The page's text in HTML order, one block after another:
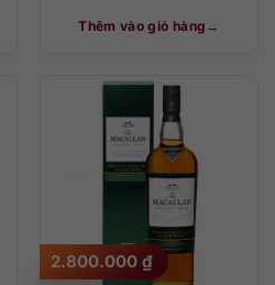
Thêm vào giỏ hàng
2.800.000 ₫